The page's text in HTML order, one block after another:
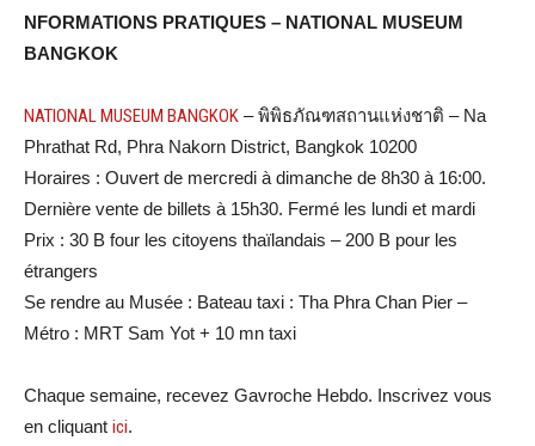
NFORMATIONS PRATIQUES – NATIONAL MUSEUM
BANGKOK
NATIONAL MUSEUM BANGKOK – พิพิธภัณฑสถานแห่งชาติ – Na
Phrathat Rd, Phra Nakorn District, Bangkok 10200
Horaires : Ouvert de mercredi à dimanche de 8h30 à 16:00.
Dernière vente de billets à 15h30. Fermé les lundi et mardi
Prix : 30 B four les citoyens thaïlandais – 200 B pour les
étrangers
Se rendre au Musée : Bateau taxi : Tha Phra Chan Pier –
Métro : MRT Sam Yot + 10 mn taxi
Chaque semaine, recevez Gavroche Hebdo. Inscrivez vous
en cliquant ici.